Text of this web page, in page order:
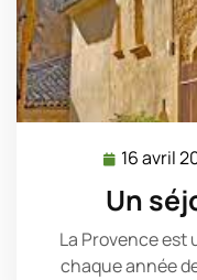
16 avril
Un
La Provence
chaque année